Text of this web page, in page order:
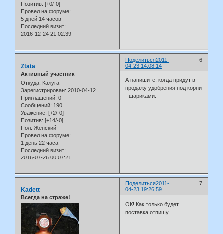
Позитив: [+0/-0]
Провел на форуме:
5 дней 14 часов
Последний визит:
2016-12-24 21:02:39
Поделиться 6
2011-
04-23 14:08:14
Ztata
Активный участник
Откуда: Калуга
Зарегистрирован: 2010-04-12
Приглашений: 0
Сообщений: 190
Уважение: [+2/-0]
Позитив: [+14/-0]
Пол: Женский
Провел на форуме:
1 день 22 часа
Последний визит:
2016-07-26 00:07:21
А напишите, когда придут в
продажу удобрения под корни
- шариками.
Поделиться 7
2011-
04-23 19:26:59
Kadett
Всегда на страже!
ОК! Как только будет
поставка отпишу.